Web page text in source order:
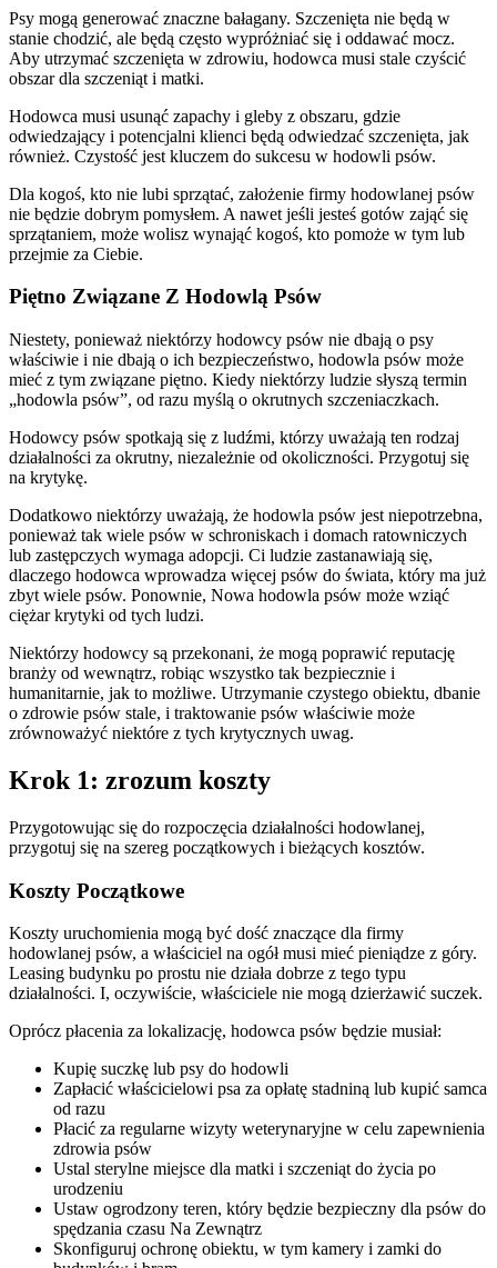
Psy mogą generować znaczne bałagany. Szczenięta nie będą w
stanie chodzić, ale będą często wypróżniać się i oddawać mocz.
Aby utrzymać szczenięta w zdrowiu, hodowca musi stale czyścić
obszar dla szczeniąt i matki.
Hodowca musi usunąć zapachy i gleby z obszaru, gdzie
odwiedzający i potencjalni klienci będą odwiedzać szczenięta, jak
również. Czystość jest kluczem do sukcesu w hodowli psów.
Dla kogoś, kto nie lubi sprzątać, założenie firmy hodowlanej psów
nie będzie dobrym pomysłem. A nawet jeśli jesteś gotów zająć się
sprzątaniem, może wolisz wynająć kogoś, kto pomoże w tym lub
przejmie za Ciebie.
Piętno Związane Z Hodowlą Psów
Niestety, ponieważ niektórzy hodowcy psów nie dbają o psy
właściwie i nie dbają o ich bezpieczeństwo, hodowla psów może
mieć z tym związane piętno. Kiedy niektórzy ludzie słyszą termin
„hodowla psów”, od razu myślą o okrutnych szczeniaczkach.
Hodowcy psów spotkają się z ludźmi, którzy uważają ten rodzaj
działalności za okrutny, niezależnie od okoliczności. Przygotuj się
na krytykę.
Dodatkowo niektórzy uważają, że hodowla psów jest niepotrzebna,
ponieważ tak wiele psów w schroniskach i domach ratowniczych
lub zastępczych wymaga adopcji. Ci ludzie zastanawiają się,
dlaczego hodowca wprowadza więcej psów do świata, który ma już
zbyt wiele psów. Ponownie, Nowa hodowla psów może wziąć
ciężar krytyki od tych ludzi.
Niektórzy hodowcy są przekonani, że mogą poprawić reputację
branży od wewnątrz, robiąc wszystko tak bezpiecznie i
humanitarnie, jak to możliwe. Utrzymanie czystego obiektu, dbanie
o zdrowie psów stale, i traktowanie psów właściwie może
zrównoważyć niektóre z tych krytycznych uwag.
Krok 1: zrozum koszty
Przygotowując się do rozpoczęcia działalności hodowlanej,
przygotuj się na szereg początkowych i bieżących kosztów.
Koszty Początkowe
Koszty uruchomienia mogą być dość znaczące dla firmy
hodowlanej psów, a właściciel na ogół musi mieć pieniądze z góry.
Leasing budynku po prostu nie działa dobrze z tego typu
działalności. I, oczywiście, właściciele nie mogą dzierżawić suczek.
Oprócz płacenia za lokalizację, hodowca psów będzie musiał:
Kupię suczkę lub psy do hodowli
Zapłacić właścicielowi psa za opłatę stadniną lub kupić samca
od razu
Płacić za regularne wizyty weterynaryjne w celu zapewnienia
zdrowia psów
Ustal sterylne miejsce dla matki i szczeniąt do życia po
urodzeniu
Ustaw ogrodzony teren, który będzie bezpieczny dla psów do
spędzania czasu Na Zewnątrz
Skonfiguruj ochronę obiektu, w tym kamery i zamki do